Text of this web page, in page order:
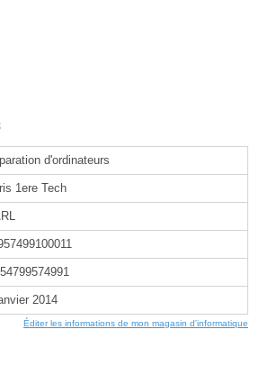
d'ordinateurs
1ere Tech
2014
Éditer les informations de mon magasin d'informatique